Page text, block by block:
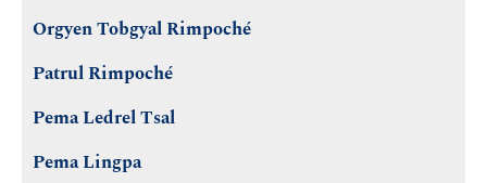
Orgyen Tobgyal Rimpoché
Patrul Rimpoché
Pema Ledrel Tsal
Pema Lingpa